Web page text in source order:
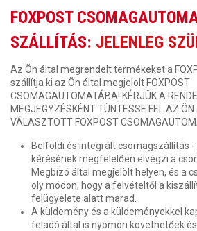
FOXPOST
SZÁLLÍTÁS: JELENLEG
Az Ön által megrendelt termékeket a
szállítja ki az Ön által megjelölt FOXPOST
CSOMAGAUTOMATÁBA! KÉRJÜK A
MEGJEGYZÉSKÉNT TÜNTESSE FEL AZ ÖN
VÁLASZTOTT FOXPOST
Belföldi és integrált csomagszállítás -
kérésének megfelelően elvégzi a
Megbízó által megjelölt helyen, és a
oly módon, hogy a felvételtől a
felügyelete alatt marad.
A küldemény és a küldeményekkel
feladó által is nyomon követhetőek